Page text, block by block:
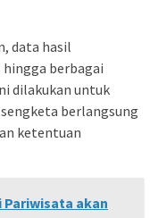
data hasil
berbagai
dilakukan untuk
berlangsung
ketentuan
Pariwisata akan